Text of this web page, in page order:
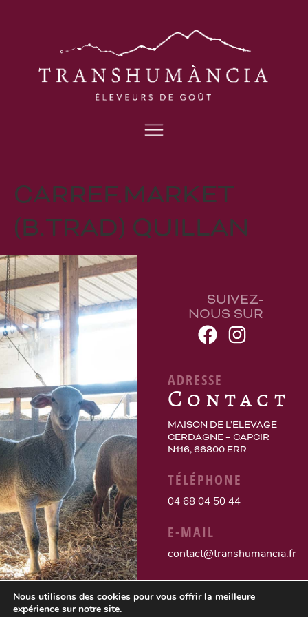
CARREF.MARKET
(B.TRAD) QUILLAN
SUIVEZ-
NOUS SUR
ADRESSE
Contact
MAISON DE L’ELEVAGE
CERDAGNE – CAPCIR
N116, 66800 ERR
TÉLÉPHONE
04 68 04 50 44
E-MAIL
contact@transhumancia.fr
Nous utilisons des cookies pour vous offrir la meilleure
expérience sur notre site.